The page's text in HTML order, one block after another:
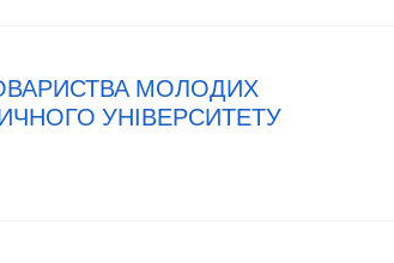
МОЛОДИХ
УНІВЕРСИТЕТУ